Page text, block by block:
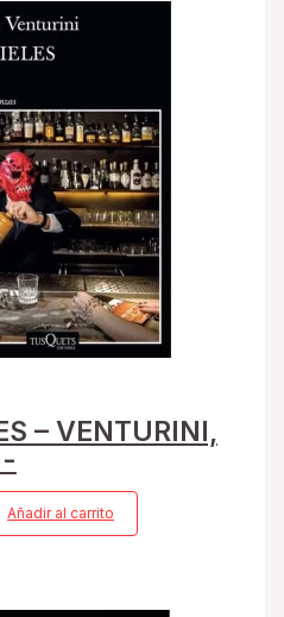
– VENTURINI,
Añadir al carrito